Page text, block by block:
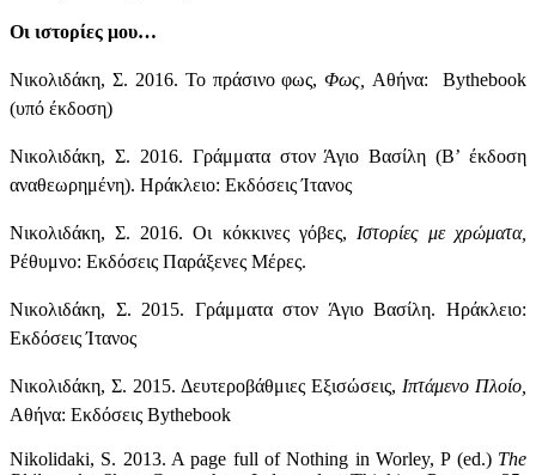
Οι ιστορίες μου…
Νικολιδάκη, Σ. 2016. Το πράσινο φως, Φως, Αθήνα:Bythebook
(υπό έκδοση)
Νικολιδάκη, Σ. 2016. Γράμματα στον Άγιο Βασίλη (Β’ έκδοση
αναθεωρημένη). Ηράκλειο: Εκδόσεις Ίτανος
Νικολιδάκη, Σ. 2016. Οι κόκκινες γόβες, Ιστορίες με χρώματα,
Ρέθυμνο: Εκδόσεις Παράξενες Μέρες.
Νικολιδάκη, Σ. 2015. Γράμματα στον Άγιο Βασίλη. Ηράκλειο:
Εκδόσεις Ίτανος
Νικολιδάκη, Σ. 2015. Δευτεροβάθμιες Εξισώσεις, Ιπτάμενο Πλοίο,
Αθήνα: Εκδόσεις Bythebook
Nikolidaki, S. 2013. A page full of Nothing in Worley, P (ed.) The